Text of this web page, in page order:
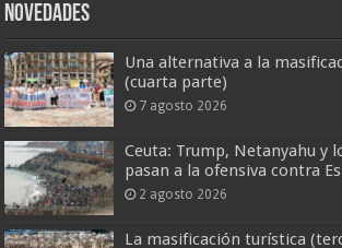
Novedades
Una alternativa a la
(cuarta parte)
7 agosto 2026
Ceuta: Trump, Netanyahu y
pasan a la ofensiva contra
2 agosto 2026
La masificación turística